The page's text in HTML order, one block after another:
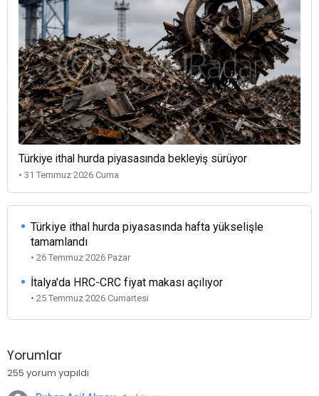
Türkiye ithal hurda piyasasında bekleyiş sürüyor
• 31 Temmuz 2026 Cuma
Türkiye ithal hurda piyasasında hafta yükselişle
tamamlandı
• 26 Temmuz 2026 Pazar
İtalya'da HRC-CRC fiyat makası açılıyor
• 25 Temmuz 2026 Cumartesi
Yorumlar
255 yorum yapıldı